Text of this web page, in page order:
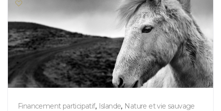
Financement participatif, Islande, Nature et vie sauvage